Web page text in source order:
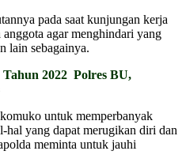
pada saat kunjungan kerja
agar menghindari yang
lain sebagainya.
2022 Polres BU,
untuk memperbanyak
hal yang dapat merugikan diri dan
meminta untuk jauhi